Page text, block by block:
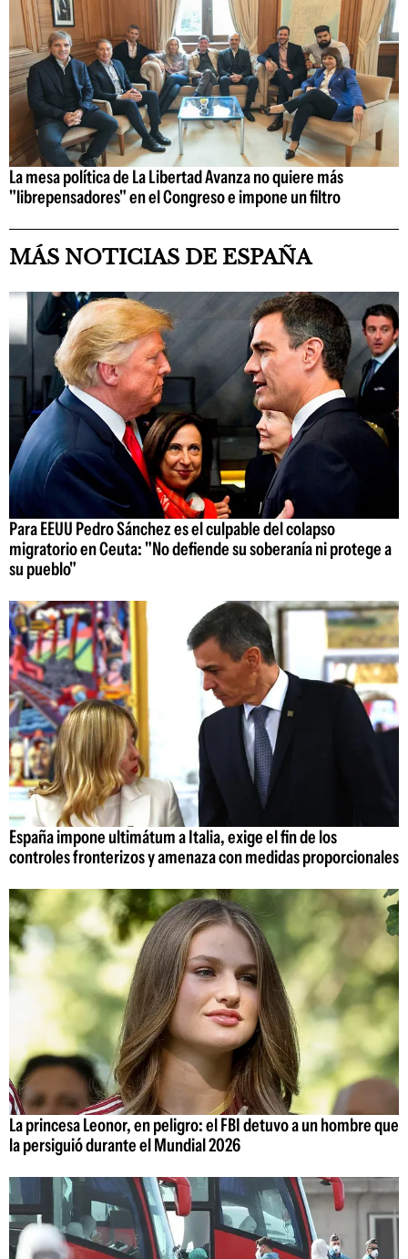
La mesa política de La Libertad Avanza no quiere más
"librepensadores" en el Congreso e impone un filtro
MÁS NOTICIAS DE ESPAÑA
Para EEUU Pedro Sánchez es el culpable del colapso
migratorio en Ceuta: "No defiende su soberanía ni protege a
su pueblo"
España impone ultimátum a Italia, exige el fin de los
controles fronterizos y amenaza con medidas proporcionales
La princesa Leonor, en peligro: el FBI detuvo a un hombre que
la persiguió durante el Mundial 2026